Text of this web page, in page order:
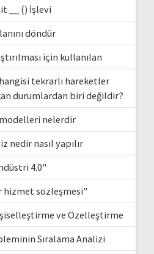
__ () İşlevi
döndür
için kullanılan
tekrarlı hareketler
durumlardan biri değildir?
nelerdir
nedir nasıl yapılır
4.0"
sözleşmesi"
ve Özelleştirme
Sıralama Analizi